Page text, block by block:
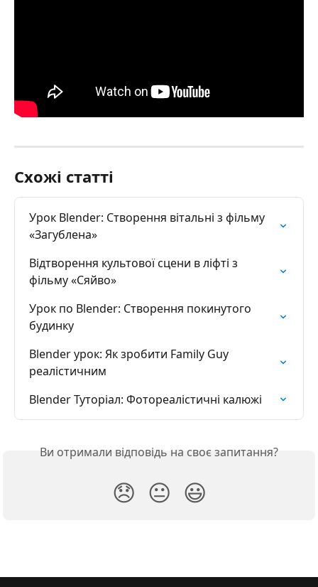
Схожі статті
Урок Blender: Створення вітальні з фільму
«Загублена»
Відтворення культової сцени в ліфті з
фільму «Сяйво»
Урок по Blender: Створення покинутого
будинку
Blender урок: Як зробити Family Guy
реалістичним
Blender Туторіал: Фотореалістичні калюжі
Ви отримали відповідь на своє запитання?
😞 😐 😃